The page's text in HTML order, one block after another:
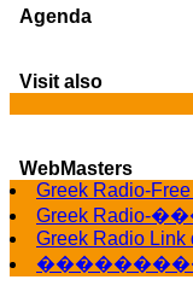
Agenda
Visit also
WebMasters
Greek Radio-
Greek
Greek Radio Link